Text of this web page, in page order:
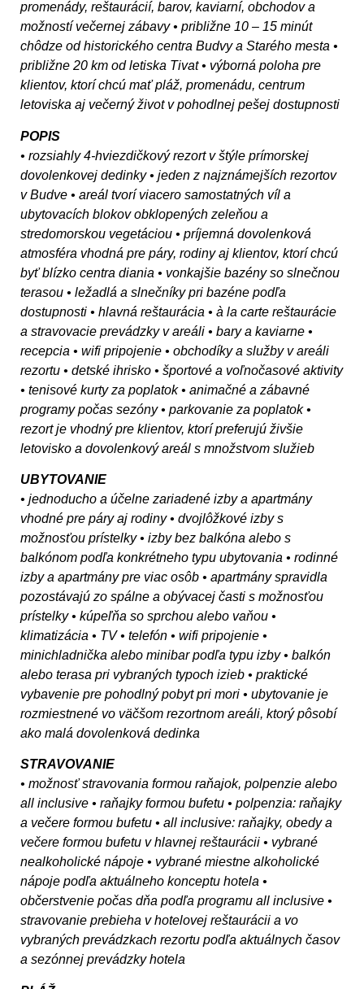
promenády, reštaurácií, barov, kaviarní, obchodov a
možností večernej zábavy • približne 10 – 15 minút
chôdze od historického centra Budvy a Starého mesta •
približne 20 km od letiska Tivat • výborná poloha pre
klientov, ktorí chcú mať pláž, promenádu, centrum
letoviska aj večerný život v pohodlnej pešej dostupnosti
POPIS
• rozsiahly 4-hviezdičkový rezort v štýle prímorskej
dovolenkovej dedinky • jeden z najznámejších rezortov
v Budve • areál tvorí viacero samostatných víl a
ubytovacích blokov obklopených zeleňou a
stredomorskou vegetáciou • príjemná dovolenková
atmosféra vhodná pre páry, rodiny aj klientov, ktorí chcú
byť blízko centra diania • vonkajšie bazény so slnečnou
terasou • ležadlá a slnečníky pri bazéne podľa
dostupnosti • hlavná reštaurácia • à la carte reštaurácie
a stravovacie prevádzky v areáli • bary a kaviarne •
recepcia • wifi pripojenie • obchodíky a služby v areáli
rezortu • detské ihrisko • športové a voľnočasové aktivity
• tenisové kurty za poplatok • animačné a zábavné
programy počas sezóny • parkovanie za poplatok •
rezort je vhodný pre klientov, ktorí preferujú živšie
letovisko a dovolenkový areál s množstvom služieb
UBYTOVANIE
• jednoducho a účelne zariadené izby a apartmány
vhodné pre páry aj rodiny • dvojlôžkové izby s
možnosťou prístelky • izby bez balkóna alebo s
balkónom podľa konkrétneho typu ubytovania • rodinné
izby a apartmány pre viac osôb • apartmány spravidla
pozostávajú zo spálne a obývacej časti s možnosťou
prístelky • kúpeľňa so sprchou alebo vaňou •
klimatizácia • TV • telefón • wifi pripojenie •
minichladnička alebo minibar podľa typu izby • balkón
alebo terasa pri vybraných typoch izieb • praktické
vybavenie pre pohodlný pobyt pri mori • ubytovanie je
rozmiestnené vo väčšom rezortnom areáli, ktorý pôsobí
ako malá dovolenková dedinka
STRAVOVANIE
• možnosť stravovania formou raňajok, polpenzie alebo
all inclusive • raňajky formou bufetu • polpenzia: raňajky
a večere formou bufetu • all inclusive: raňajky, obedy a
večere formou bufetu v hlavnej reštaurácii • vybrané
nealkoholické nápoje • vybrané miestne alkoholické
nápoje podľa aktuálneho konceptu hotela •
občerstvenie počas dňa podľa programu all inclusive •
stravovanie prebieha v hotelovej reštaurácii a vo
vybraných prevádzkach rezortu podľa aktuálnych časov
a sezónnej prevádzky hotela